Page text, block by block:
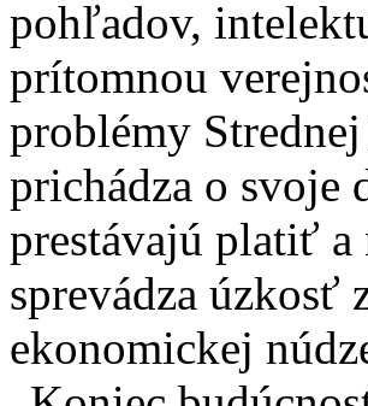
pohľadov,
prítomnou
problémy
prichádza o svoje
prestávajú platiť a
sprevádza úzkosť
ekonomickej